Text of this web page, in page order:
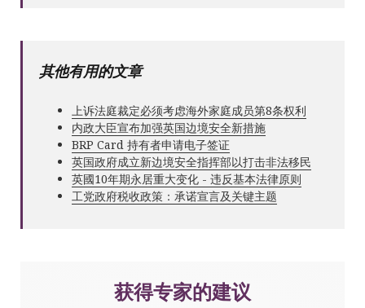
其他有用的文章
上诉法庭裁定必须考虑海外家庭成员第8条权利
内政大臣宣布加强英国边境安全新措施
BRP Card 持有者申请电子签证
英国政府成立新边境安全指挥部以打击非法移民
英國10年期永居重大变化 - 违反基本法律原则
工党政府税收政策：承诺宣言及关键主题
获得专家的建议